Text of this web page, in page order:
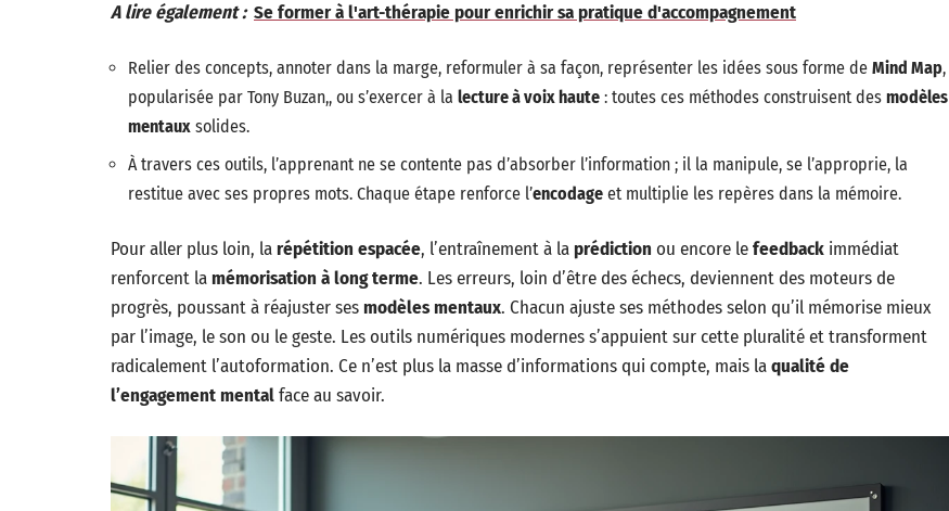
A lire également : Se former à l'art-thérapie pour enrichir sa pratique d'accompagnement
Relier des concepts, annoter dans la marge, reformuler à sa façon, représenter les idées sous forme de Mind Map,
popularisée par Tony Buzan,, ou s’exercer à la lecture à voix haute : toutes ces méthodes construisent des modèles
mentaux solides.
À travers ces outils, l’apprenant ne se contente pas d’absorber l’information ; il la manipule, se l’approprie, la
restitue avec ses propres mots. Chaque étape renforce l’encodage et multiplie les repères dans la mémoire.
Pour aller plus loin, larépétition espacée, l’entraînement à laprédiction ou encore lefeedback immédiat
renforcent lamémorisation à long terme. Les erreurs, loin d’être des échecs, deviennent des moteurs de
progrès, poussant à réajuster sesmodèles mentaux. Chacun ajuste ses méthodes selon qu’il mémorise mieux
par l’image, le son ou le geste. Les outils numériques modernes s’appuient sur cette pluralité et transforment
radicalement l’autoformation. Ce n’est plus la masse d’informations qui compte, mais laqualité de
l’engagement mentalface au savoir.